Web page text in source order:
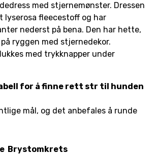
med stjernemønster. Dressen
lyserosa fleecestoff og har
nederst på bena. Den har hette,
ryggen med stjernedekor.
med trykknapper under
for å finne rett str til hunden
mål, og det anbefales å runde
Brystomkrets